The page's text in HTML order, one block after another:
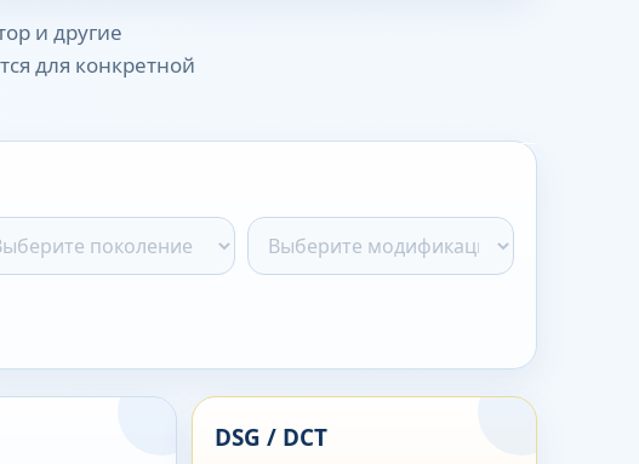
и другие
для конкретной
DSG / DCT